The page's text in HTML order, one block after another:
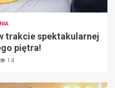
trakcie spektakularnej
piętra!
14